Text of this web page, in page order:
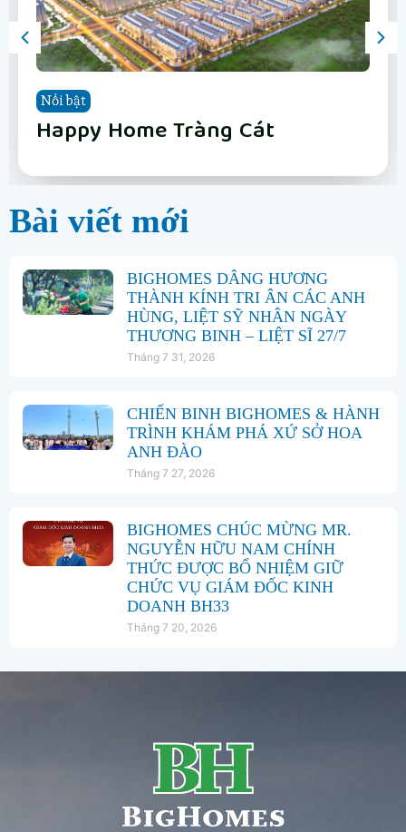
Nổi bật
Vinhomes Hải Vân Bay Đà Nẵng
Nổi bật
The Fullton
Nổi bật
Phân khu Vịnh Xanh
Nổi bật
Happy Home Tràng Cát
Nổi bật
LUMIÈRE Hanoi Seasons Garden
Nổi bật
Vinhomes Global Gate Hạ Long
Nổi bật
Vinhomes Hải Vân Bay Đà Nẵng
Nổi bật
The Fullton
Bài viết mới
BIGHOMES DÂNG HƯƠNG
THÀNH KÍNH TRI ÂN CÁC ANH
HÙNG, LIỆT SỸ NHÂN NGÀY
THƯƠNG BINH – LIỆT SĨ 27/7
Tháng 7 31, 2026
CHIẾN BINH BIGHOMES & HÀNH
TRÌNH KHÁM PHÁ XỨ SỞ HOA
ANH ĐÀO
Tháng 7 27, 2026
BIGHOMES CHÚC MỪNG MR.
NGUYỄN HỮU NAM CHÍNH
THỨC ĐƯỢC BỔ NHIỆM GIỮ
CHỨC VỤ GIÁM ĐỐC KINH
DOANH BH33
Tháng 7 20, 2026